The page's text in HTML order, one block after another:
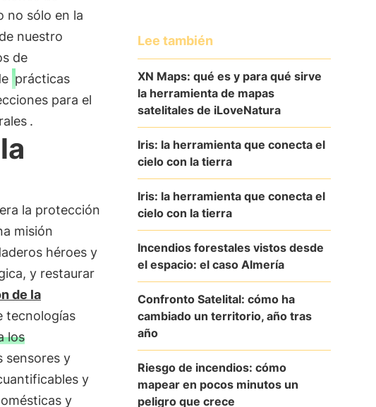
no sólo en la
nuestro
de
prácticas
para el
.
la protección
misión
héroes y
y restaurar
de la
tecnologías
los
sensores y
y
y
Lee también
XN Maps: qué es y para qué sirve
la herramienta de mapas
satelitales de iLoveNatura
Iris: la herramienta que conecta el
cielo con la tierra
Iris: la herramienta que conecta el
cielo con la tierra
Incendios forestales vistos desde
el espacio: el caso Almería
Confronto Satelital: cómo ha
cambiado un territorio, año tras
año
Riesgo de incendios: cómo
mapear en pocos minutos un
peligro que crece